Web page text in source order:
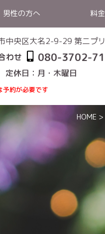
男性の方へ 料金
中央区大名2-9-29 第二プ
わせ
080-3702-
休日：月・木曜日
約が必要です
HOME >